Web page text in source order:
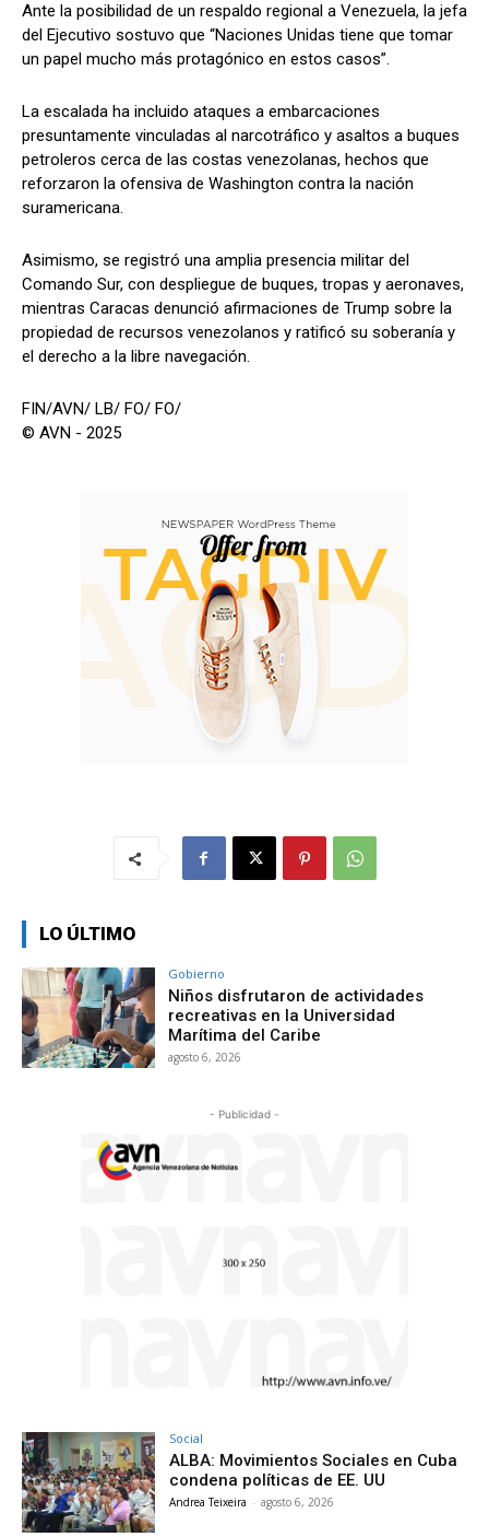
Ante la posibilidad de un respaldo regional a Venezuela, la jefa
del Ejecutivo sostuvo que “Naciones Unidas tiene que tomar
un papel mucho más protagónico en estos casos”.
La escalada ha incluido ataques a embarcaciones
presuntamente vinculadas al narcotráfico y asaltos a buques
petroleros cerca de las costas venezolanas, hechos que
reforzaron la ofensiva de Washington contra la nación
suramericana.
Asimismo, se registró una amplia presencia militar del
Comando Sur, con despliegue de buques, tropas y aeronaves,
mientras Caracas denunció afirmaciones de Trump sobre la
propiedad de recursos venezolanos y ratificó su soberanía y
el derecho a la libre navegación.
FIN/AVN/ LB/ FO/ FO/
© AVN - 2025
LO ÚLTIMO
Gobierno
Niños disfrutaron de actividades
recreativas en la Universidad
Marítima del Caribe
agosto 6, 2026
- Publicidad -
Social
ALBA: Movimientos Sociales en Cuba
condena políticas de EE. UU
Andrea Teixeira - agosto 6, 2026